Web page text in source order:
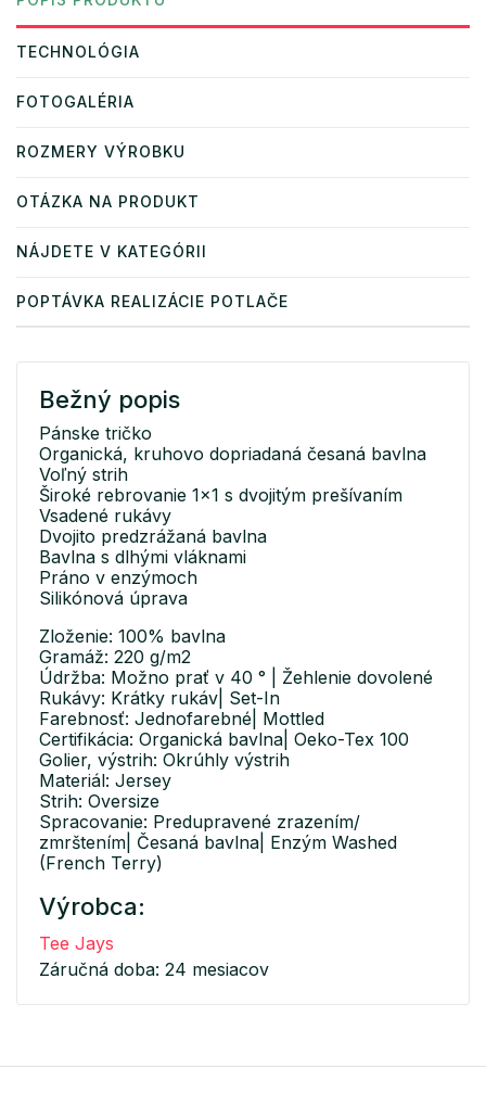
TECHNOLÓGIA
FOTOGALÉRIA
ROZMERY VÝROBKU
OTÁZKA NA PRODUKT
NÁJDETE V KATEGÓRII
POPTÁVKA REALIZÁCIE POTLAČE
Bežný popis
Pánske tričko
Organická, kruhovo dopriadaná česaná bavlna
Voľný strih
Široké rebrovanie 1x1 s dvojitým prešívaním
Vsadené rukávy
Dvojito predzrážaná bavlna
Bavlna s dlhými vláknami
Práno v enzýmoch
Silikónová úprava
Zloženie: 100% bavlna
Gramáž: 220 g/m2
Údržba: Možno prať v 40 ° | Žehlenie dovolené
Rukávy: Krátky rukáv| Set-In
Farebnosť: Jednofarebné| Mottled
Certifikácia: Organická bavlna| Oeko-Tex 100
Golier, výstrih: Okrúhly výstrih
Materiál: Jersey
Strih: Oversize
Spracovanie: Predupravené zrazením/
zmrštením| Česaná bavlna| Enzým Washed
(French Terry)
Výrobca:
Tee Jays
Záručná doba: 24 mesiacov